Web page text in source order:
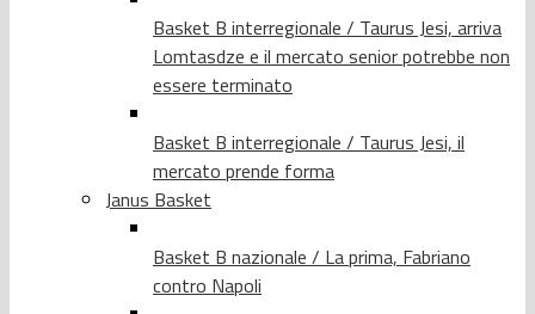
Basket B interregionale / Taurus Jesi, arriva
Lomtasdze e il mercato senior potrebbe non
essere terminato
Basket B interregionale / Taurus Jesi, il
mercato prende forma
Janus Basket
Basket B nazionale / La prima, Fabriano
contro Napoli